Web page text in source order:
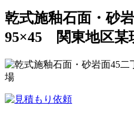
乾式施釉石面・砂
95×45 関東地区某